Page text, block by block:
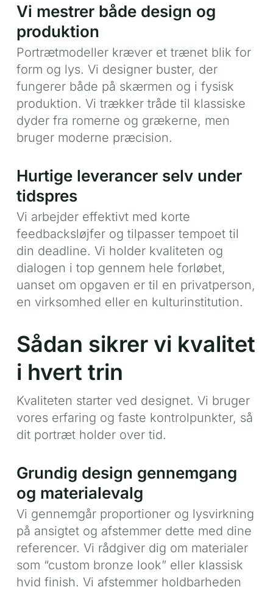
Vi mestrer både design og
produktion
Portrætmodeller kræver et trænet blik for
form og lys. Vi designer buster, der
fungerer både på skærmen og i fysisk
produktion. Vi trækker tråde til klassiske
dyder fra romerne og grækerne, men
bruger moderne præcision.
Hurtige leverancer selv under
tidspres
Vi arbejder effektivt med korte
feedbacksløjfer og tilpasser tempoet til
din deadline. Vi holder kvaliteten og
dialogen i top gennem hele forløbet,
uanset om opgaven er til en privatperson,
en virksomhed eller en kulturinstitution.
Sådan sikrer vi kvalitet
i hvert trin
Kvaliteten starter ved designet. Vi bruger
vores erfaring og faste kontrolpunkter, så
dit portræt holder over tid.
Grundig design gennemgang
og materialevalg
Vi gennemgår proportioner og lysvirkning
på ansigtet og afstemmer dette med dine
referencer. Vi rådgiver dig om materialer
som “custom bronze look” eller klassisk
hvid finish. Vi afstemmer holdbarheden